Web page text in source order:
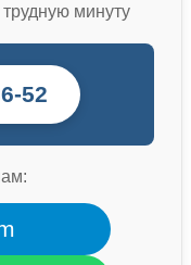
минуту
52